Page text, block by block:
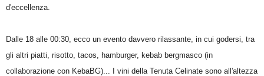
d'eccellenza.
Dalle 18 alle 00:30, ecco un evento davvero rilassante, in cui godersi, tra
gli altri piatti, risotto, tacos, hamburger, kebab bergmasco (in
collaborazione con KebaBG)... I vini della Tenuta Celinate sono all'altezza